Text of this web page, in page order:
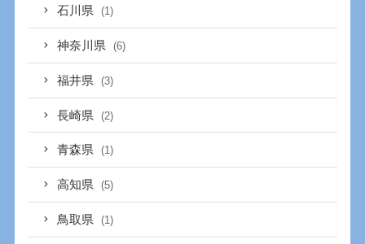
石川県 (1)
神奈川県 (6)
福井県 (3)
長崎県 (2)
青森県 (1)
高知県 (5)
鳥取県 (1)